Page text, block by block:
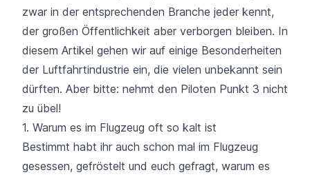
zwar in der entsprechenden Branche jeder kennt,
der großen Öffentlichkeit aber verborgen bleiben. In
diesem Artikel gehen wir auf einige Besonderheiten
der Luftfahrtindustrie ein, die vielen unbekannt sein
dürften. Aber bitte: nehmt den Piloten Punkt 3 nicht
zu übel!
1. Warum es im Flugzeug oft so kalt ist
Bestimmt habt ihr auch schon mal im Flugzeug
gesessen, gefröstelt und euch gefragt, warum es